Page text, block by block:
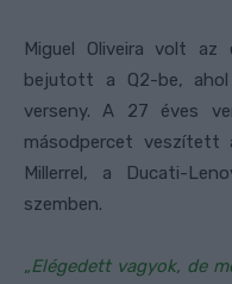
Miguel Oliveira volt
bejutott a Q2-be,
verseny. A 27 éves
másodpercet veszített
Millerrel, a Ducati-
szemben.
„Elégedett vagyok, de